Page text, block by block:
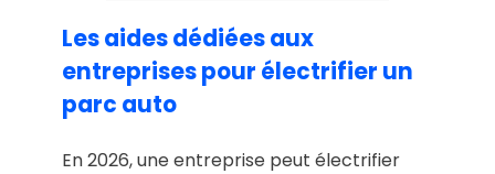
Les aides dédiées aux
entreprises pour électrifier un
parc auto
En 2026, une entreprise peut électrifier